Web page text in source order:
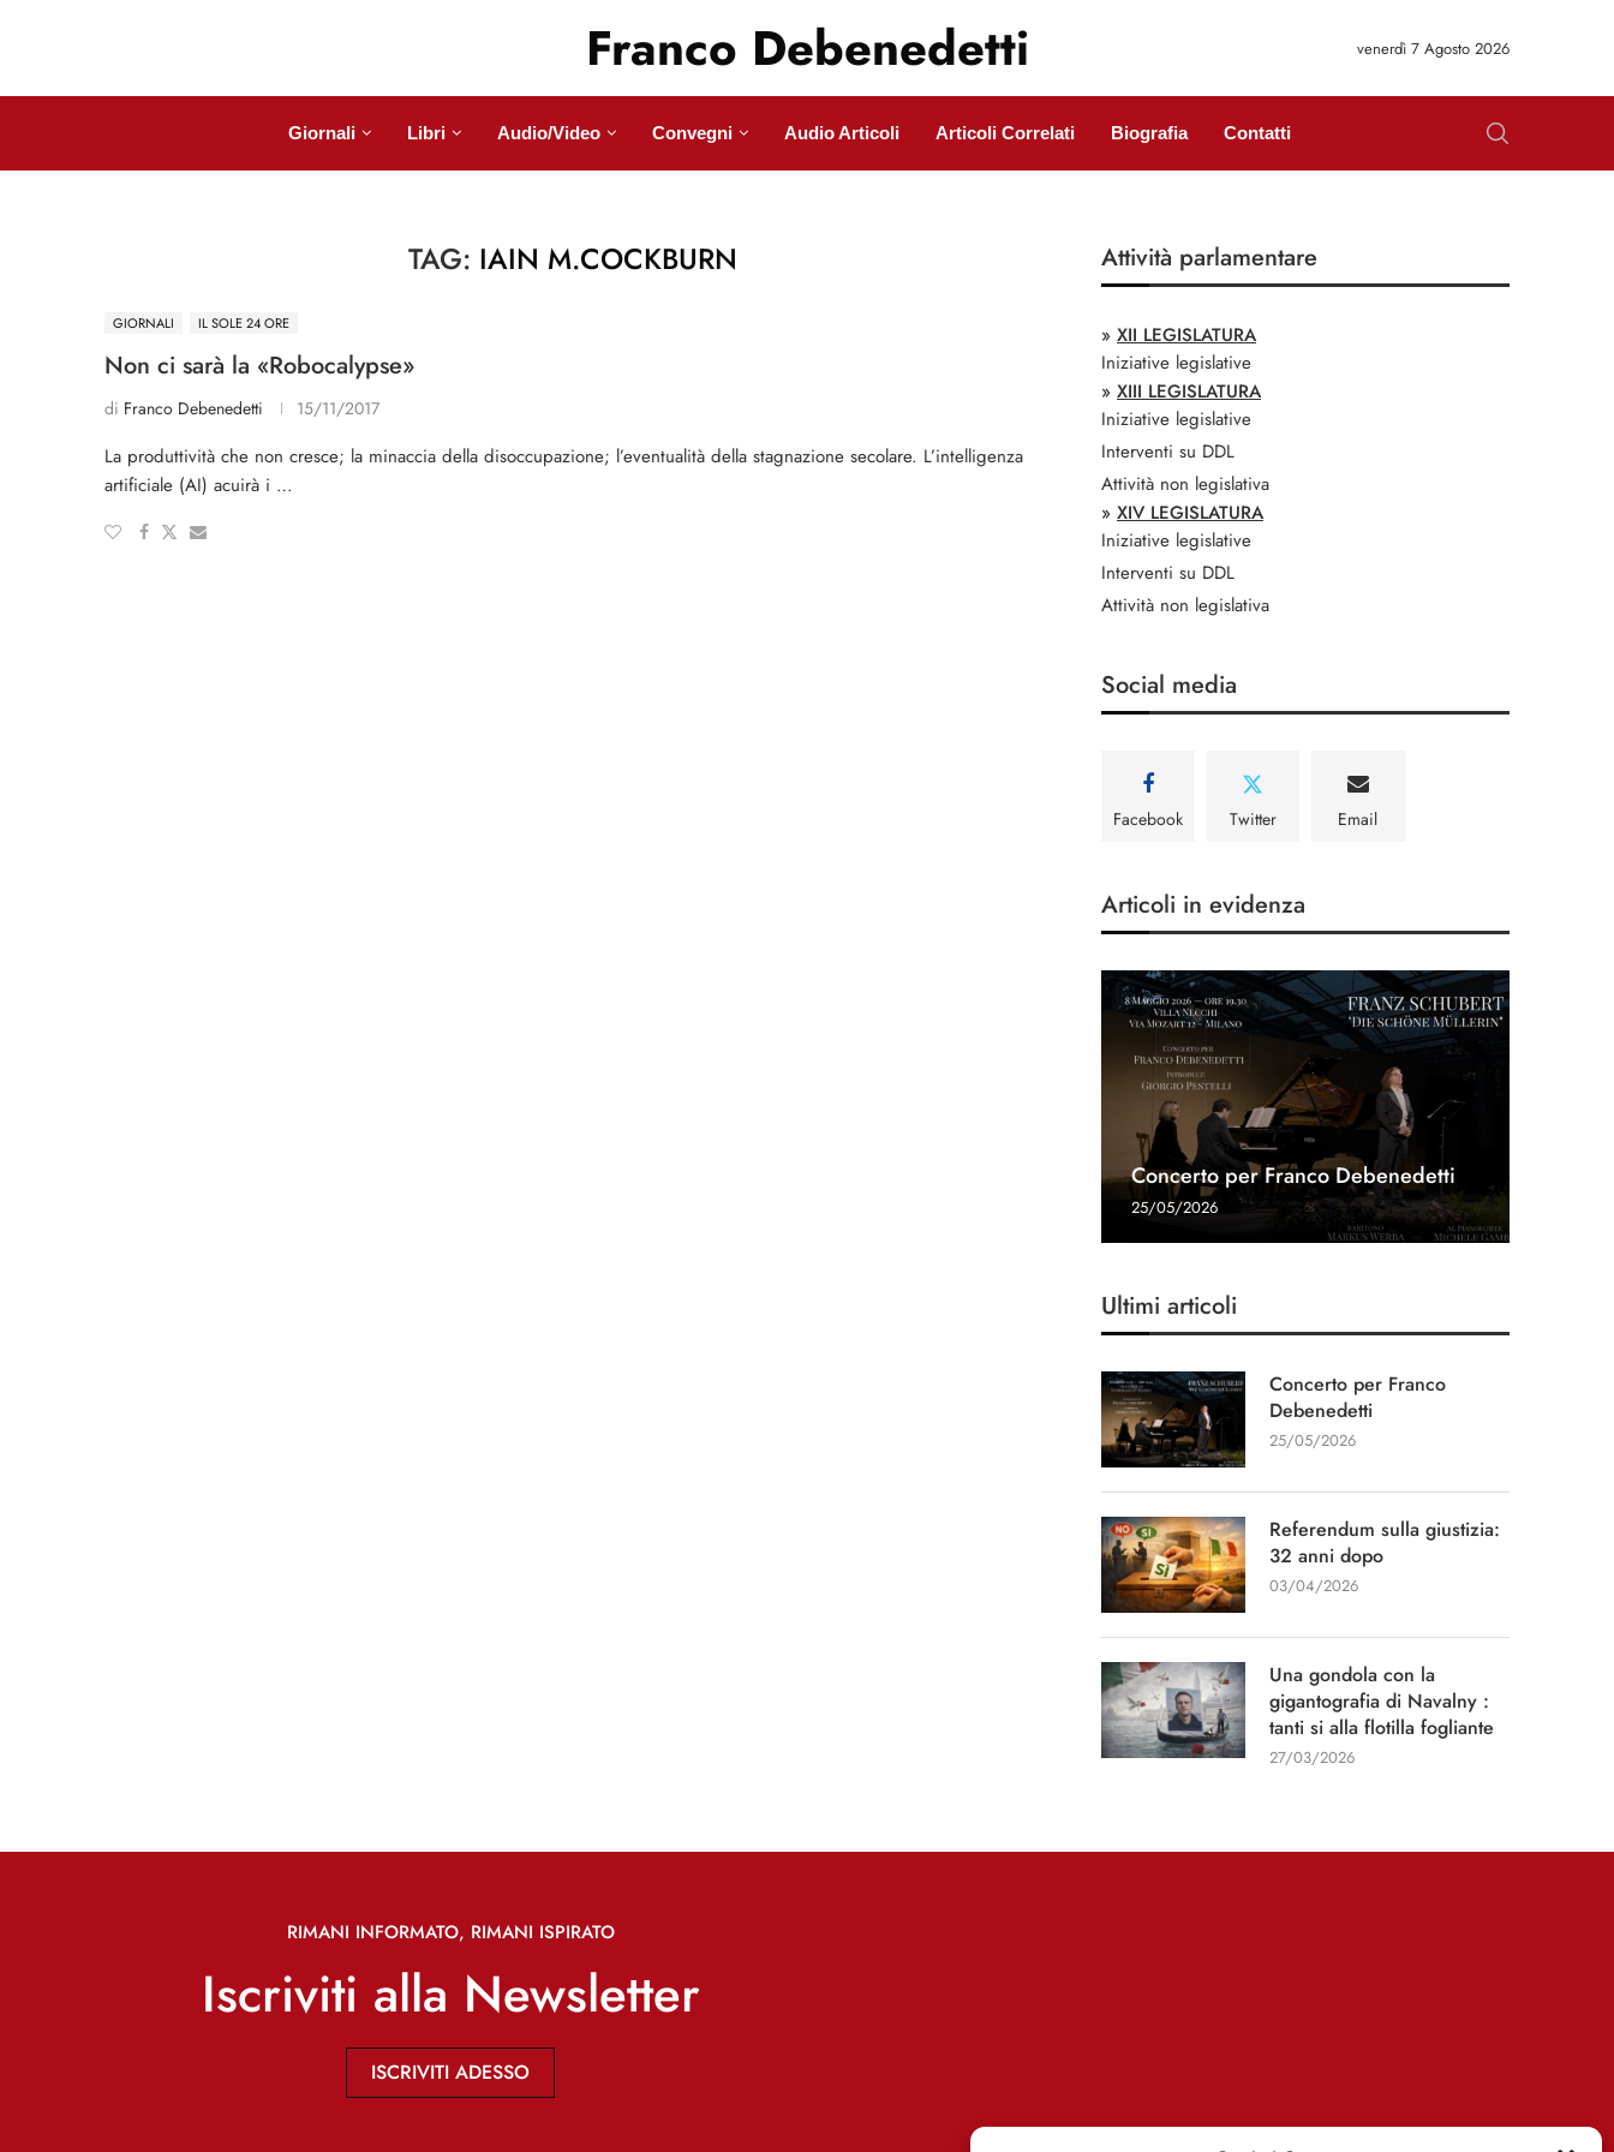
Franco Debenedetti venerdì 7 Agosto 2026
Giornali Libri Audio/Video Convegni Audio Articoli Articoli Correlati Biografia Contatti
TAG: IAIN M.COCKBURN
GIORNALI IL SOLE 24 ORE
Non ci sarà la «Robocalypse»
di Franco Debenedetti 15/11/2017
La produttività che non cresce; la minaccia della disoccupazione; l’eventualità della stagnazione secolare. L’intelligenza
artificiale (AI) acuirà i …
Attività parlamentare
» XII LEGISLATURA
Iniziative legislative
» XIII LEGISLATURA
Iniziative legislative
Interventi su DDL
Attività non legislativa
» XIV LEGISLATURA
Iniziative legislative
Interventi su DDL
Attività non legislativa
Social media
Facebook Twitter Email
Articoli in evidenza
Concerto per Franco Debenedetti
25/05/2026
Ultimi articoli
Concerto per Franco
Debenedetti
25/05/2026
Referendum sulla giustizia:
32 anni dopo
03/04/2026
Una gondola con la
gigantografia di Navalny :
tanti si alla flotilla fogliante
27/03/2026
RIMANI INFORMATO, RIMANI ISPIRATO
Iscriviti alla Newsletter
ISCRIVITI ADESSO